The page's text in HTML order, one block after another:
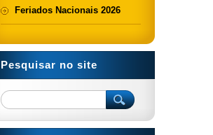
Feriados Nacionais 2026
Pesquisar no site